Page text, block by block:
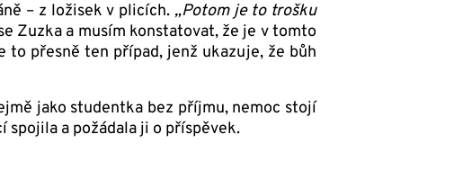
– z ložisek v plicích. „Potom je to trošku
Zuzka a musím konstatovat, že je v tomto
přesně ten případ, jenž ukazuje, že bůh
jako studentka bez příjmu, nemoc stojí
spojila a požádala ji o příspěvek.